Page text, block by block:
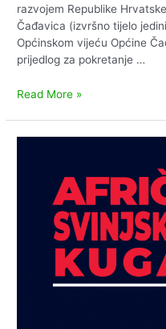
razvojem Republike
Čađavica (izvršno tijelo
Općinskom vijeću Općine
prijedlog za pokretanje …
Poziv
Read More »